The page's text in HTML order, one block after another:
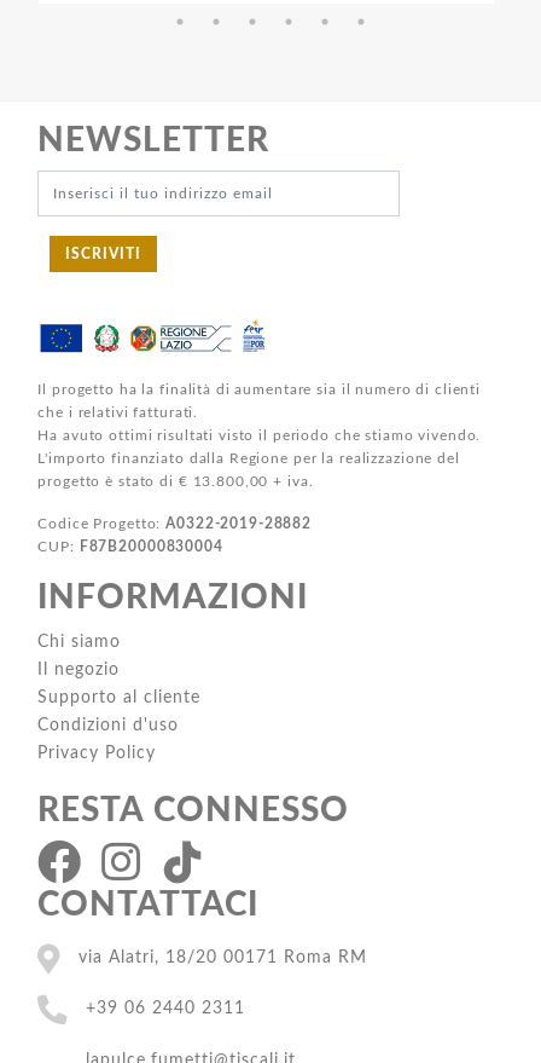
NEWSLETTER
ISCRIVITI
Il progetto ha la finalità di aumentare sia il numero di clienti
che i relativi fatturati.
Ha avuto ottimi risultati visto il periodo che stiamo vivendo.
L'importo finanziato dalla Regione per la realizzazione del
progetto è stato di € 13.800,00 + iva.
Codice Progetto:A0322-2019-28882
CUP:
F87B20000830004
INFORMAZIONI
Chi siamo
Il negozio
Supporto al cliente
Condizioni d'uso
Privacy Policy
RESTA CONNESSO
CONTATTACI
via Alatri, 18/20 00171 Roma RM
+39 06 2440 2311